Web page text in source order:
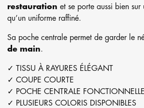
restauration et se porte aussi bien sur
qu’un uniforme raffiné.
Sa poche centrale permet de garder le
de main.
✓ TISSU À RAYURES ÉLÉGANT
✓ COUPE COURTE
✓ POCHE CENTRALE FONCTIONNELLE
✓ PLUSIEURS COLORIS DISPONIBLES